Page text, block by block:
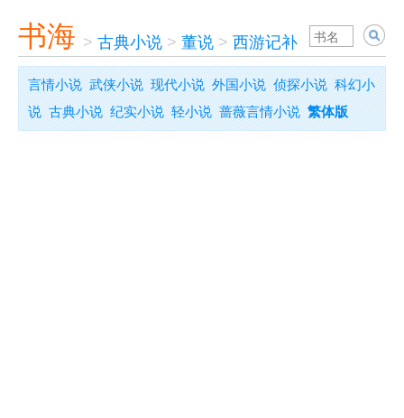
书海 > 古典小说 > 董说 > 西游记补
言情小说 武侠小说 现代小说 外国小说 侦探小说 科幻小
说 古典小说 纪实小说 轻小说 蔷薇言情小说 繁体版